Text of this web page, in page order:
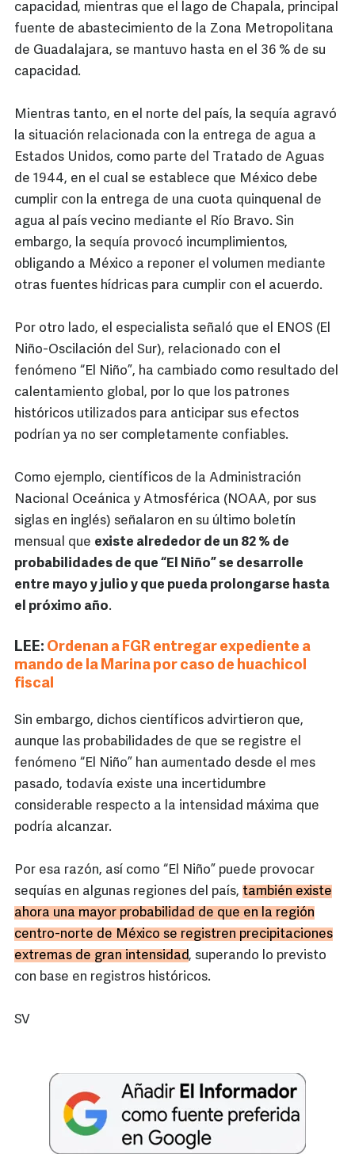
capacidad, mientras que el lago de Chapala, principal
fuente de abastecimiento de la Zona Metropolitana
de Guadalajara, se mantuvo hasta en el 36 % de su
capacidad.
Mientras tanto, en el norte del país, la sequía agravó
la situación relacionada con la entrega de agua a
Estados Unidos, como parte del Tratado de Aguas
de 1944, en el cual se establece que México debe
cumplir con la entrega de una cuota quinquenal de
agua al país vecino mediante el Río Bravo. Sin
embargo, la sequía provocó incumplimientos,
obligando a México a reponer el volumen mediante
otras fuentes hídricas para cumplir con el acuerdo.
Por otro lado, el especialista señaló que el ENOS (El
Niño-Oscilación del Sur), relacionado con el
fenómeno “El Niño”, ha cambiado como resultado del
calentamiento global, por lo que los patrones
históricos utilizados para anticipar sus efectos
podrían ya no ser completamente confiables.
Como ejemplo, científicos de la Administración
Nacional Oceánica y Atmosférica (NOAA, por sus
siglas en inglés) señalaron en su último boletín
mensual que existe alrededor de un 82 % de
probabilidades de que “El Niño” se desarrolle
entre mayo y julio y que pueda prolongarse hasta
el próximo año.
LEE: Ordenan a FGR entregar expediente a
mando de la Marina por caso de huachicol
fiscal
Sin embargo, dichos científicos advirtieron que,
aunque las probabilidades de que se registre el
fenómeno “El Niño” han aumentado desde el mes
pasado, todavía existe una incertidumbre
considerable respecto a la intensidad máxima que
podría alcanzar.
Por esa razón, así como “El Niño” puede provocar
sequías en algunas regiones del país, también existe
ahora una mayor probabilidad de que en la región
centro-norte de México se registren precipitaciones
extremas de gran intensidad, superando lo previsto
con base en registros históricos.
SV